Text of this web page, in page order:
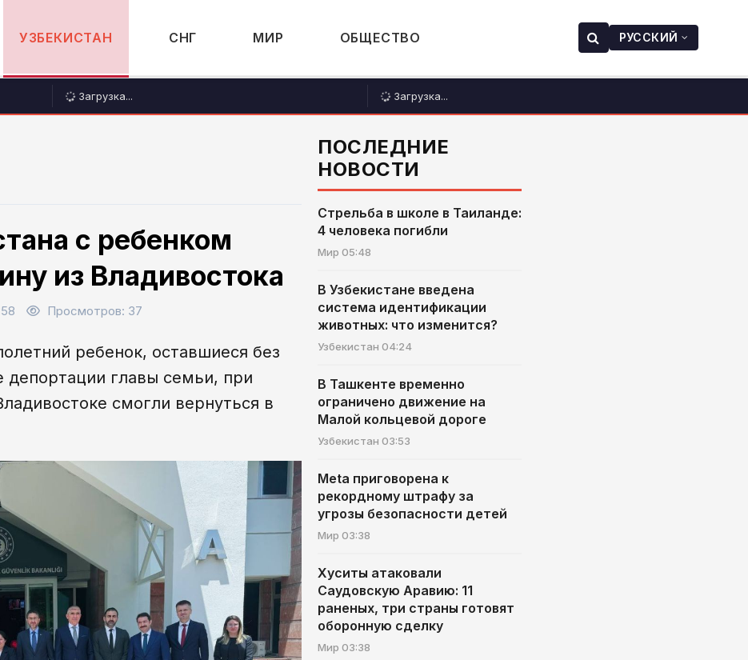
УЗБЕКИСТАН СНГ МИР ОБЩЕСТВО РУССКИЙ
Загрузка... Загрузка...
с ребенком
из Владивостока
Просмотров: 37
ребенок, оставшиеся без
депортации главы семьи, при
смогли вернуться в
ПОСЛЕДНИЕ
НОВОСТИ
Стрельба в школе в Таиланде:
4 человека погибли
Мир 05:48
В Узбекистане введена
система идентификации
животных: что изменится?
Узбекистан 04:24
В Ташкенте временно
ограничено движение на
Малой кольцевой дороге
Узбекистан 03:53
Meta приговорена к
рекордному штрафу за
угрозы безопасности детей
Мир 03:38
Хуситы атаковали
Саудовскую Аравию: 11
раненых, три страны готовят
оборонную сделку
Мир 03:38